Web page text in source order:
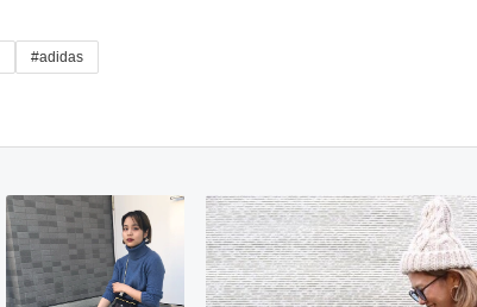
#adidas